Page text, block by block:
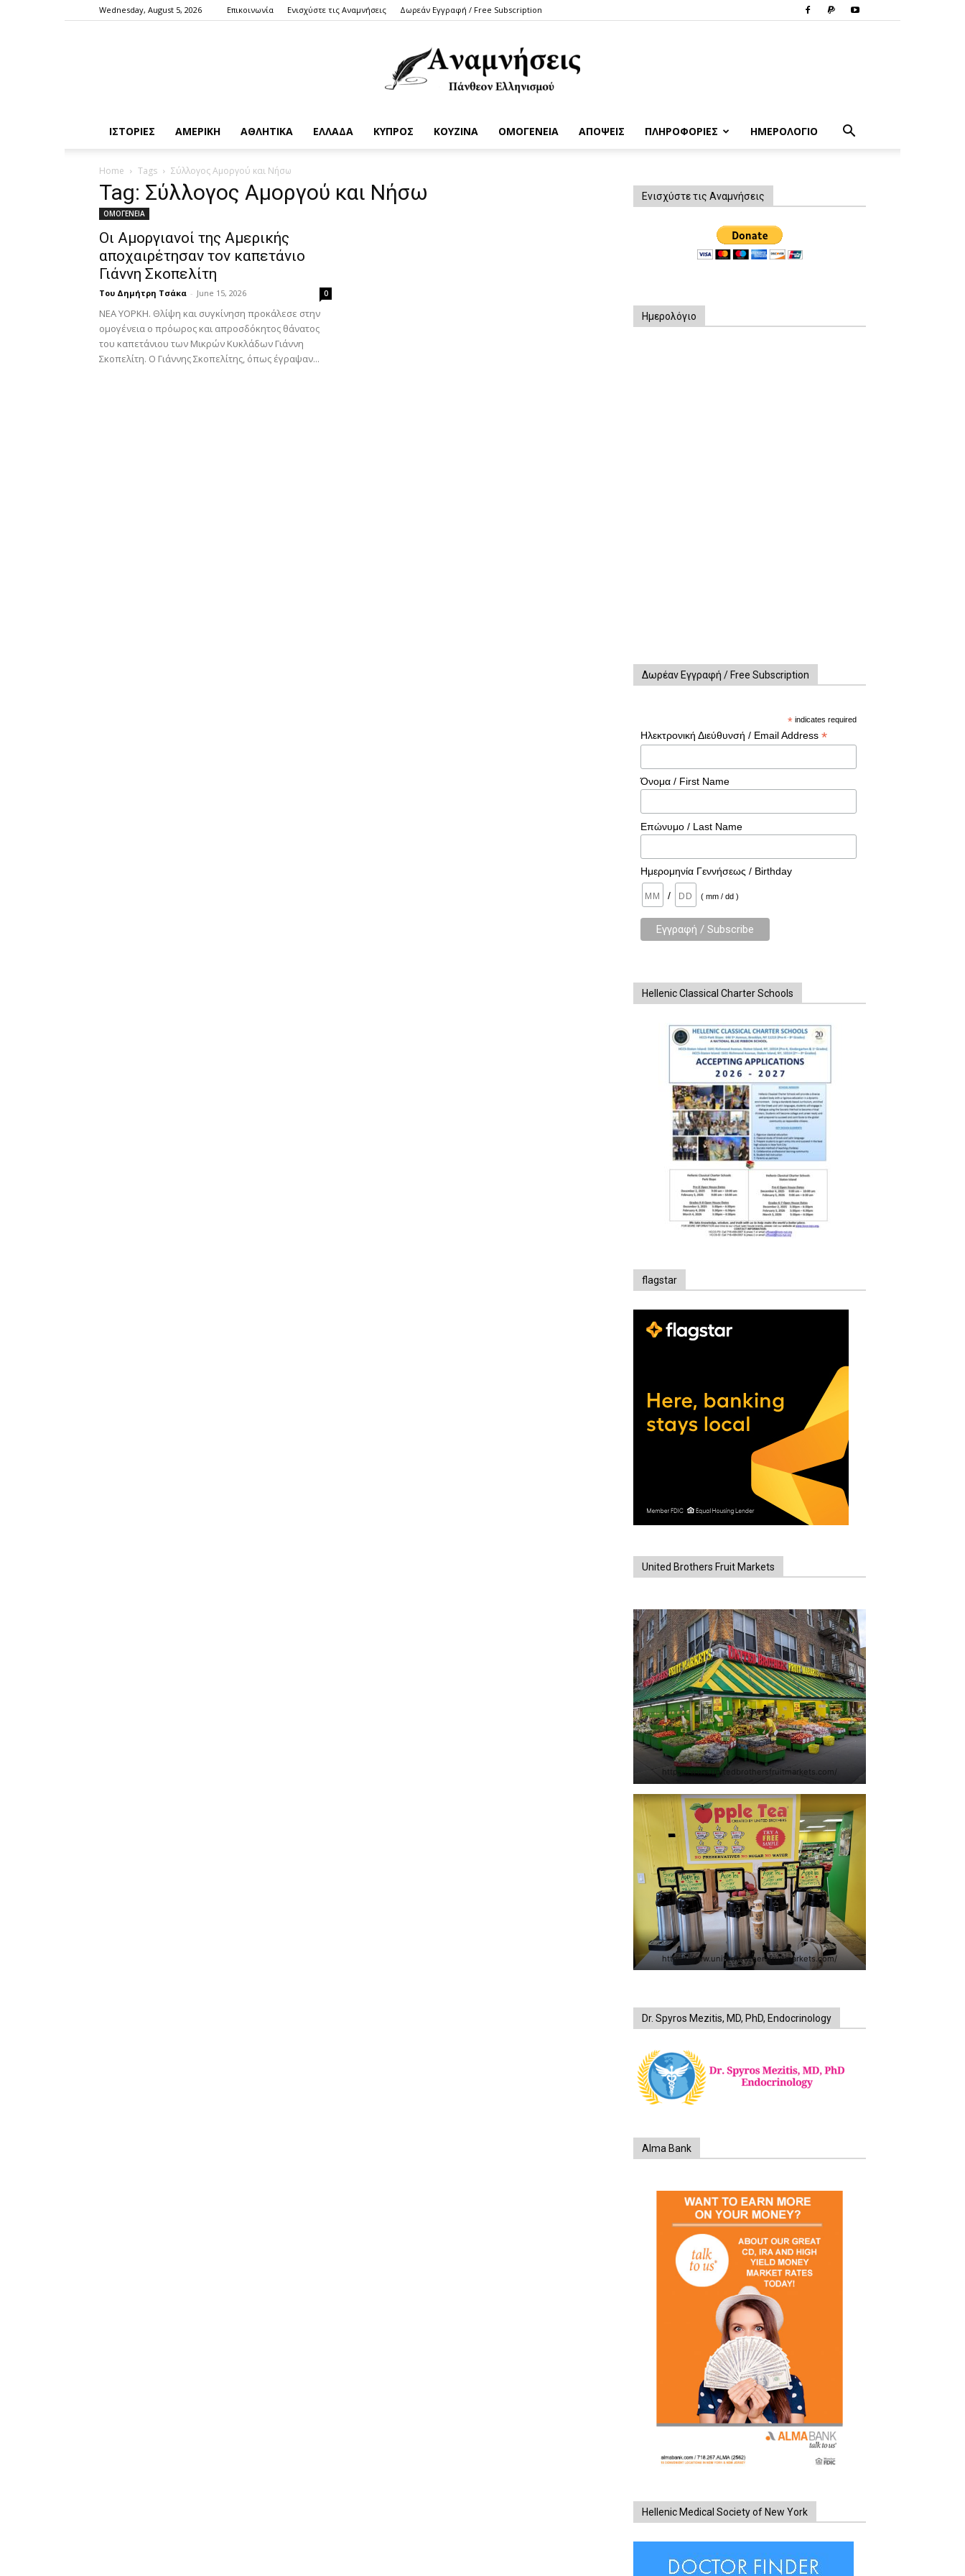
Wednesday, August 5, 2026 Επικοινωνία Ενισχύστε τις Αναμνήσεις Δωρεάν Εγγραφή / Free Subscription
ΙΣΤΟΡΙΕΣ ΑΜΕΡΙΚΗ ΑΘΛΗΤΙΚΑ ΕΛΛΑΔΑ ΚΥΠΡΟΣ ΚΟΥΖΙΝΑ ΟΜΟΓΕΝΕΙΑ ΑΠΟΨΕΙΣ ΠΛΗΡΟΦΟΡΙΕΣ ΗΜΕΡΟΛΟΓΙΟ
Home Tags Σύλλογος Αμοργού και Νήσω
Tag: Σύλλογος Αμοργού και Νήσω
ΟΜΟΓΕΝΕΙΑ
Οι Αμοργιανοί της Αμερικής
αποχαιρέτησαν τον καπετάνιο
Γιάννη Σκοπελίτη
Του Δημήτρη Τσάκα - June 15, 2026 0
ΝΕΑ ΥΟΡΚΗ. Θλίψη και συγκίνηση προκάλεσε στην
ομογένεια ο πρόωρος και απροσδόκητος θάνατος
του καπετάνιου των Μικρών Κυκλάδων Γιάννη
Σκοπελίτη. Ο Γιάννης Σκοπελίτης, όπως έγραψαν...
Ενισχύστε τις Αναμνήσεις
Ημερολόγιο
Δωρέαν Εγγραφή / Free Subscription
* indicates required
Ηλεκτρονική Διεύθυνσή / Email Address *
Όνομα / First Name
Επώνυμο / Last Name
Ημερομηνία Γεννήσεως / Birthday
/ ( mm / dd )
Hellenic Classical Charter Schools
flagstar
United Brothers Fruit Markets
https://www.unitedbrothersfruitmarkets.com/
https://www.unitedbrothersfruitmarkets.com/
Dr. Spyros Mezitis, MD, PhD, Endocrinology
Alma Bank
Hellenic Medical Society of New York